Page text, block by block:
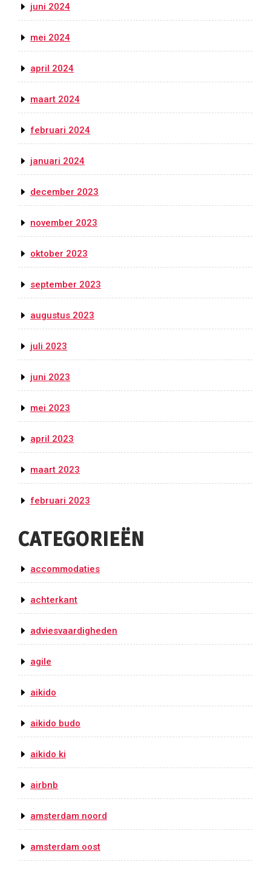
juni 2024
mei 2024
april 2024
maart 2024
februari 2024
januari 2024
december 2023
november 2023
oktober 2023
september 2023
augustus 2023
juli 2023
juni 2023
mei 2023
april 2023
maart 2023
februari 2023
CATEGORIEËN
accommodaties
achterkant
adviesvaardigheden
agile
aikido
aikido budo
aikido ki
airbnb
amsterdam noord
amsterdam oost